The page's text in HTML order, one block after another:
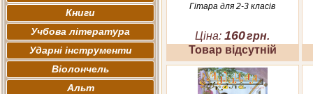
Книги
Учбова література
Ударні інструменти
Віолончель
Альт
Гітара для 2-3 класів
Ціна: 160грн.
Товар відсутній